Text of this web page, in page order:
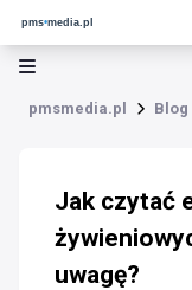
pmsmedia.pl Blog
Jak czytać
uwagę?